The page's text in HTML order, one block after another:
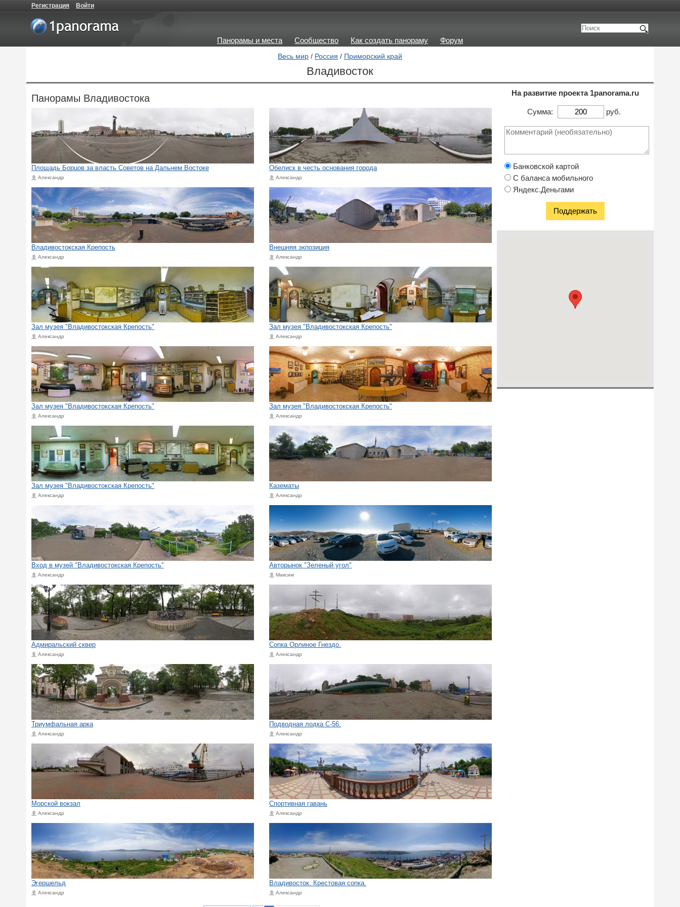
Регистрация Войти
Панорамы и места Сообщество Как создать панораму Форум
Весь мир / Россия / Приморский край
Владивосток
Панорамы Владивостока
Площадь Борцов за власть Советов на Дальнем Востоке
Александр
Обелиск в честь основания города
Александр
Владивостокская Крепость
Александр
Внешняя экпозиция
Александр
Зал музея "Владивостокская Крепость"
Александр
Зал музея "Владивостокская Крепость"
Александр
Зал музея "Владивостокская Крепость"
Александр
Зал музея "Владивостокская Крепость"
Александр
Зал музея "Владивостокская Крепость"
Александр
Казематы
Александр
Вход в музей "Владивостокская Крепость"
Александр
Авторынок "Зеленый угол"
Максим
Адмиральский сквер
Александр
Сопка Орлиное Гнездо.
Александр
Триумфальная арка
Александр
Подводная лодка С-56.
Александр
Морской вокзал
Александр
Спортивная гавань
Александр
Эгершельд
Александр
Владивосток. Крестовая сопка.
Александр
На развитие проекта 1panorama.ru
Сумма: руб.
Банковской картой
С баланса мобильного
Яндекс.Деньгами